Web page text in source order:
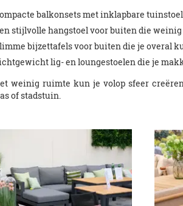
balkonsets met inklapbare
stijlvolle hangstoel voor buiten die
bijzettafels voor buiten die je overal
lig- en loungestoelen die je
weinig ruimte kun je volop sfeer
of stadstuin.